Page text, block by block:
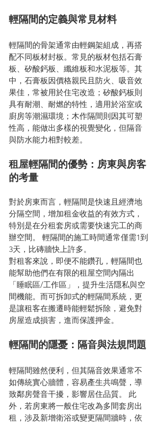
輕隔間的定義與常見材料
輕隔間的骨架通常由輕鋼架組成，再搭
配不同板材封板。常見的板材包括石膏
板、矽酸鈣板、纖維板和水泥板等。其
中，石膏板因價格親民且防火、吸音效
果佳，常被用於住宅改造；矽酸鈣板則
具有耐潮、耐燃的特性，適用於浴室或
廚房等潮濕環境；木作隔間則因其可塑
性高，能做出多樣的視覺變化，但隔音
與防水能力相對較差。
租屋輕隔間的優勢：房東與房客
的考量
對於房東而言，輕隔間是快速且經濟地
分隔空間，增加租金收益的有效方式，
特別是在分租套房或需要快速完工的商
辦空間。 輕隔間的施工時間通常僅需1到
3天，比磚牆快上許多。
對租客來說，即便不能鑽孔，輕隔間也
能幫助他們在有限的租屋空間內隔出
「睡眠區/工作區」，提升生活隱私與空
間機能。而可拆卸式的輕隔間系統，更
是讓租客在搬遷時能輕鬆拆除，避免對
房屋造成損害，進而保護押金。
輕隔間的隱憂：隔音與法規問題
輕隔間雖然便利，但其隔音效果通常不
如傳統實心牆體，容易產生共鳴聲，導
致鄰房聲音干擾，影響居住品質。 此
外，若房東將一般住宅改為多間套房出
租，涉及新增衛浴或變更隔間牆時，依